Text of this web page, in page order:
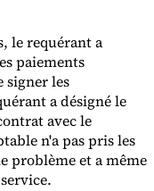
le requérant a
paiements
signer les
a désigné le
avec le
n'a pas pris les
problème et a même